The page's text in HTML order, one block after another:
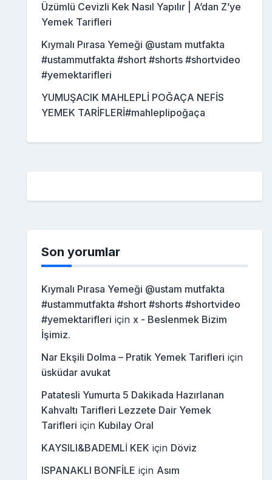
Üzümlü Cevizli Kek Nasıl Yapılır | A’dan Z’ye
Yemek Tarifleri
Kıymalı Pırasa Yemeği @ustam mutfakta
#ustammutfakta #short #shorts #shortvideo
#yemektarifleri
YUMUŞACIK MAHLEPLİ POĞAÇA NEFİS
YEMEK TARİFLERİ#mahleplipoğaça
Son yorumlar
Kıymalı Pırasa Yemeği @ustam mutfakta
#ustammutfakta #short #shorts #shortvideo
#yemektarifleri için x - Beslenmek Bizim
İşimiz.
Nar Ekşili Dolma – Pratik Yemek Tarifleri için
üsküdar avukat
Patatesli Yumurta 5 Dakikada Hazırlanan
Kahvaltı Tarifleri Lezzete Dair Yemek
Tarifleri için Kubilay Oral
KAYSILI&BADEMLİ KEK için Döviz
ISPANAKLI BONFİLE için Asım